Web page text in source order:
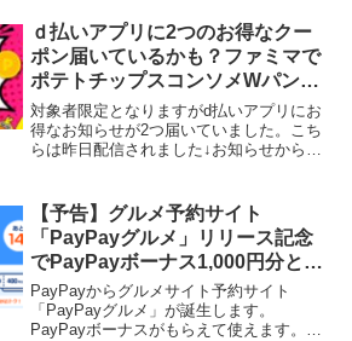
通帳に記帳されない事象が起きていま
す。...
ｄ払いアプリに2つのお得なクー
ポン届いているかも？ファミマで
ポテトチップスコンソメWパンチ
を買うと、ファミマのポテチもら
える
対象者限定となりますがd払いアプリにお
得なお知らせが2つ届いていました。こち
らは昨日配信されました↓お知らせから3
ソン、ナチュラルローソン、ファミリー
マート、セブ...
【予告】グルメ予約サイト
「PayPayグルメ」リリース記念
でPayPayボーナス1,000円分と
400円分のクーポンもらえる
（10/27～）
PayPayからグルメサイト予約サイト
「PayPayグルメ」が誕生します。
PayPayボーナスがもらえて使えます。リ